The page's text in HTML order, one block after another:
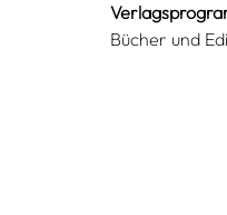
Bücher und